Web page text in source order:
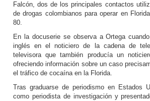
Falcón, dos de los principales contactos
de drogas colombianos para operar en
80.
En la docuserie se observa a Ortega
inglés en el noticiero de la cadena de
televisora que también producía un
ofreciendo información sobre un caso
el tráfico de cocaína en la Florida.
Tras graduarse de periodismo en Estados
como periodista de investigación y